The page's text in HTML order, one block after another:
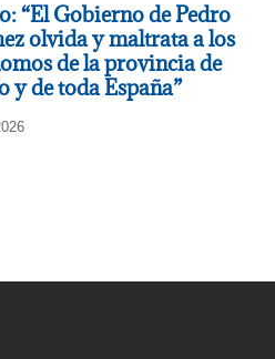
“El Gobierno de Pedro
olvida y maltrata a los
de la provincia de
y de toda España”